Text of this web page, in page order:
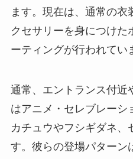
ます。現在は、通常の衣
クセサリーを身につけた
ーティングが行われてい
通常、エントランス付近
はアニメ・セレブレーシ
カチュウやフシギダネ、
す。彼らの登場パターン